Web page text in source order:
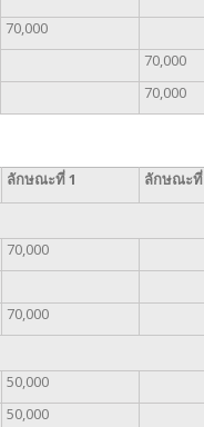
70,000
70,000
70,000
ลักษณะที่1 ลักษณะที่
70,000
70,000
50,000
50,000